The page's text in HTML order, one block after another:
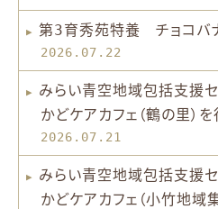
第3育秀苑特養 チョコバ
2026.07.22
みらい青空地域包括支援セ
かどケアカフェ（鶴の里）
2026.07.21
みらい青空地域包括支援セ
かどケアカフェ（小竹地域